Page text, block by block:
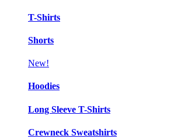
T-Shirts
Shorts
New!
Hoodies
Long Sleeve T-Shirts
Crewneck Sweatshirts